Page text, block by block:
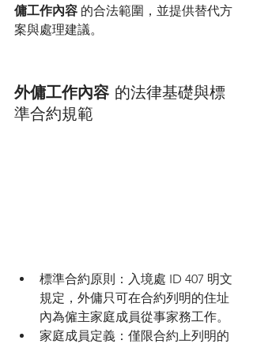
傭工作內容 的合法範圍，並提供替代方
案與處理建議。
外傭工作內容 的法律基礎與標
準合約規範
標準合約原則：入境處 ID 407 明文
規定，外傭只可在合約列明的住址
內為僱主家庭成員從事家務工作。
家庭成員定義：僅限合約上列明的